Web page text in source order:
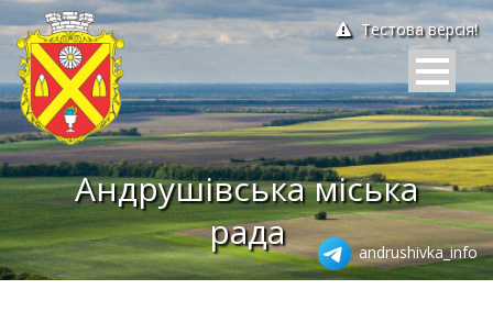
Тестова версія!
Андрушівська міська
рада
andrushivka_info